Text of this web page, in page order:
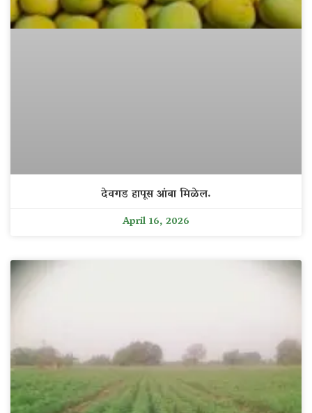
देवगड हापूस आंबा मिळेल.
April 16, 2026